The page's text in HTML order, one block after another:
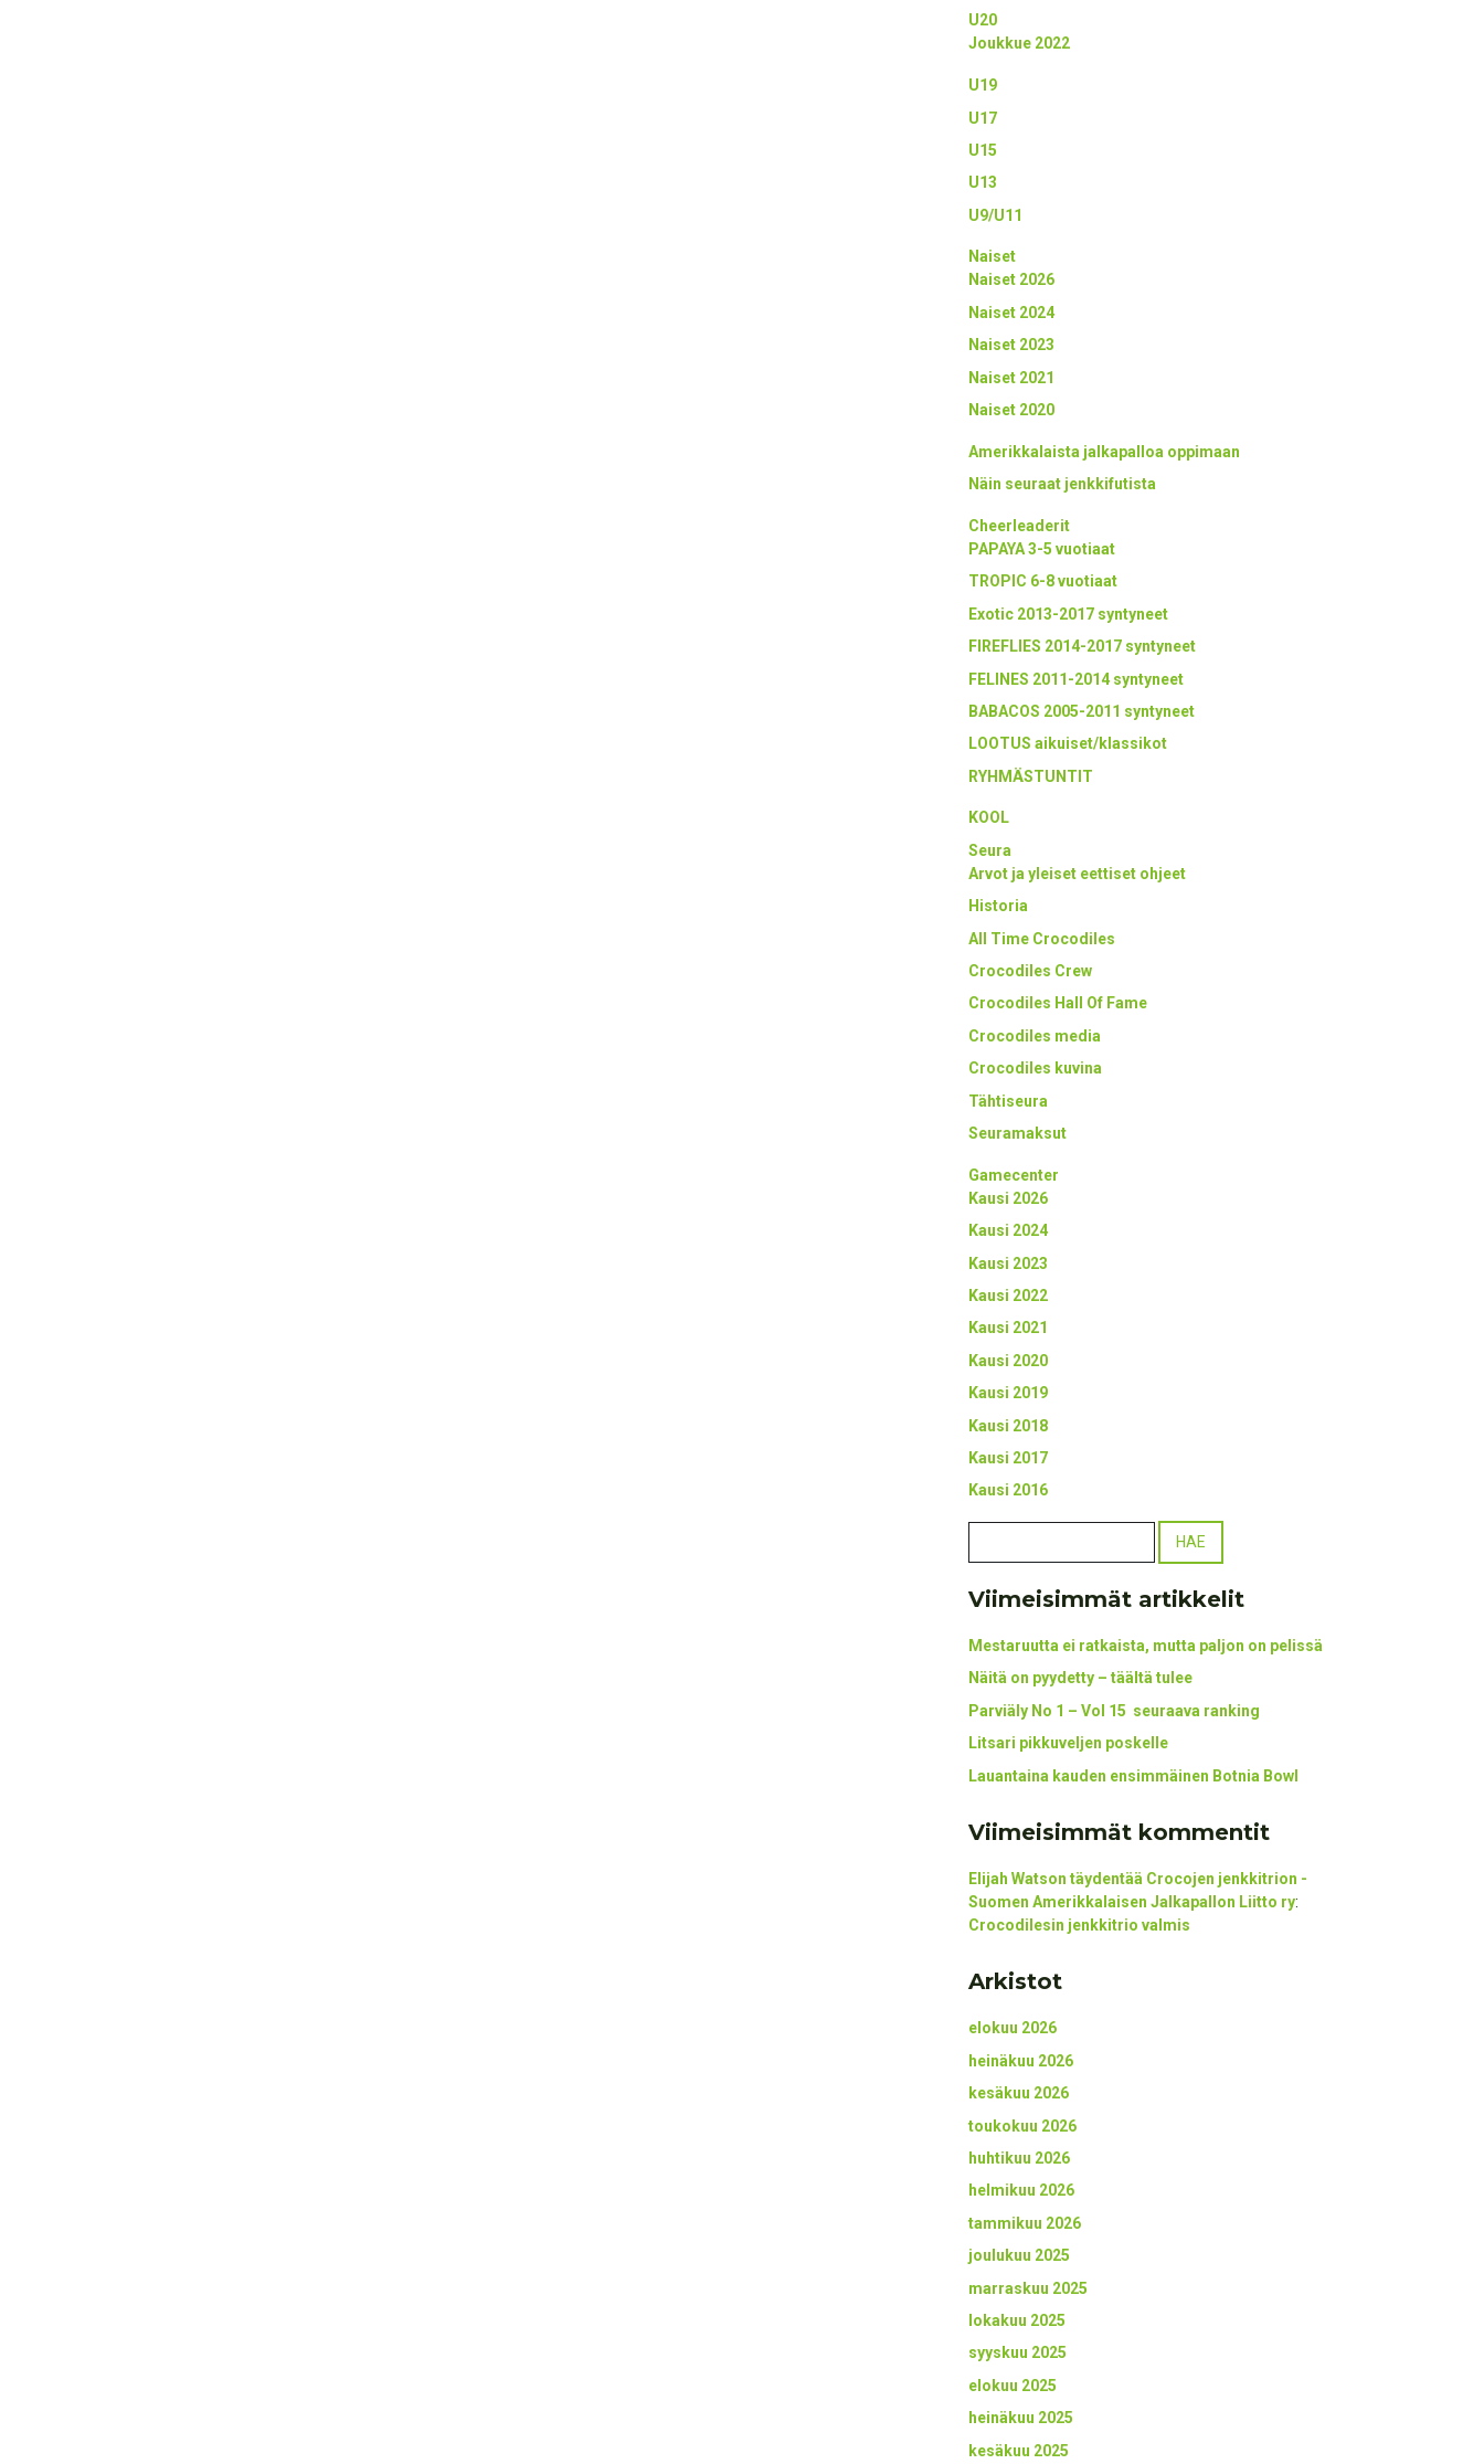
U20
Joukkue 2022
U19
U17
U15
U13
U9/U11
Naiset
Naiset 2026
Naiset 2024
Naiset 2023
Naiset 2021
Naiset 2020
Amerikkalaista jalkapalloa oppimaan
Näin seuraat jenkkifutista
Cheerleaderit
PAPAYA 3-5 vuotiaat
TROPIC 6-8 vuotiaat
Exotic 2013-2017 syntyneet
FIREFLIES 2014-2017 syntyneet
FELINES 2011-2014 syntyneet
BABACOS 2005-2011 syntyneet
LOOTUS aikuiset/klassikot
RYHMÄSTUNTIT
KOOL
Seura
Arvot ja yleiset eettiset ohjeet
Historia
All Time Crocodiles
Crocodiles Crew
Crocodiles Hall Of Fame
Crocodiles media
Crocodiles kuvina
Tähtiseura
Seuramaksut
Gamecenter
Kausi 2026
Kausi 2024
Kausi 2023
Kausi 2022
Kausi 2021
Kausi 2020
Kausi 2019
Kausi 2018
Kausi 2017
Kausi 2016
Viimeisimmät artikkelit
Mestaruutta ei ratkaista, mutta paljon on pelissä
Näitä on pyydetty – täältä tulee
Parviäly No 1 – Vol 15 seuraava ranking
Litsari pikkuveljen poskelle
Lauantaina kauden ensimmäinen Botnia Bowl
Viimeisimmät kommentit
Elijah Watson täydentää Crocojen jenkkitrion -
Suomen Amerikkalaisen Jalkapallon Liitto ry:
Crocodilesin jenkkitrio valmis
Arkistot
elokuu 2026
heinäkuu 2026
kesäkuu 2026
toukokuu 2026
huhtikuu 2026
helmikuu 2026
tammikuu 2026
joulukuu 2025
marraskuu 2025
lokakuu 2025
syyskuu 2025
elokuu 2025
heinäkuu 2025
kesäkuu 2025